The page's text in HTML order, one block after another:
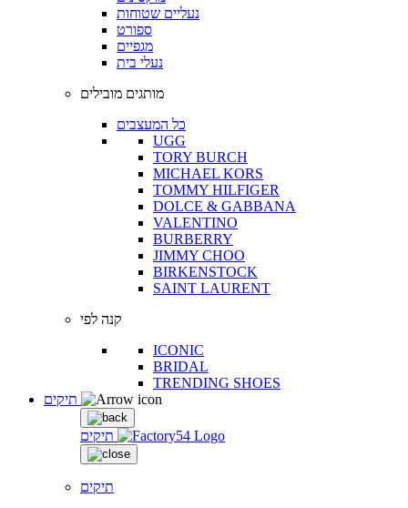
נעליים שטוחות
ספורט
מגפיים
נעלי בית
מותגים מובילים
כל המעצבים
UGG
TORY BURCH
MICHAEL KORS
TOMMY HILFIGER
DOLCE & GABBANA
VALENTINO
BURBERRY
JIMMY CHOO
BIRKENSTOCK
SAINT LAURENT
קנה לפי
ICONIC
BRIDAL
TRENDING SHOES
תיקים
תיקים